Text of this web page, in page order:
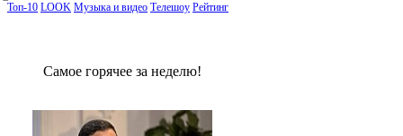
Топ-10 LOOK Музыка и видео Телешоу Рейтинг
Сaмое гoрячее за неделю!